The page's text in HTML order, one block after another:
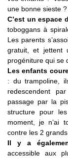
une bonne sieste ?
C’est un espace
toboggans à
Les parents
gratuit, et jettent
progéniture qui se
Les enfants
: du trampoline,
redescendent
passage par la
structure pour
moment, je n’ai
contre les 2
Il y a
accessible aux